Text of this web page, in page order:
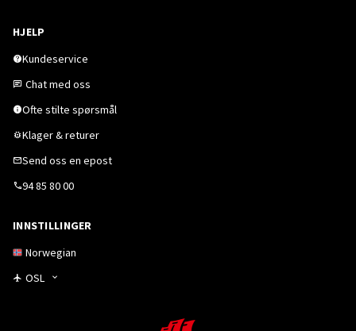
HJELP
Kundeservice
Chat med oss
Ofte stilte spørsmål
Klager & returer
Send oss en epost
94 85 80 00
INNSTILLINGER
Norwegian
OSL